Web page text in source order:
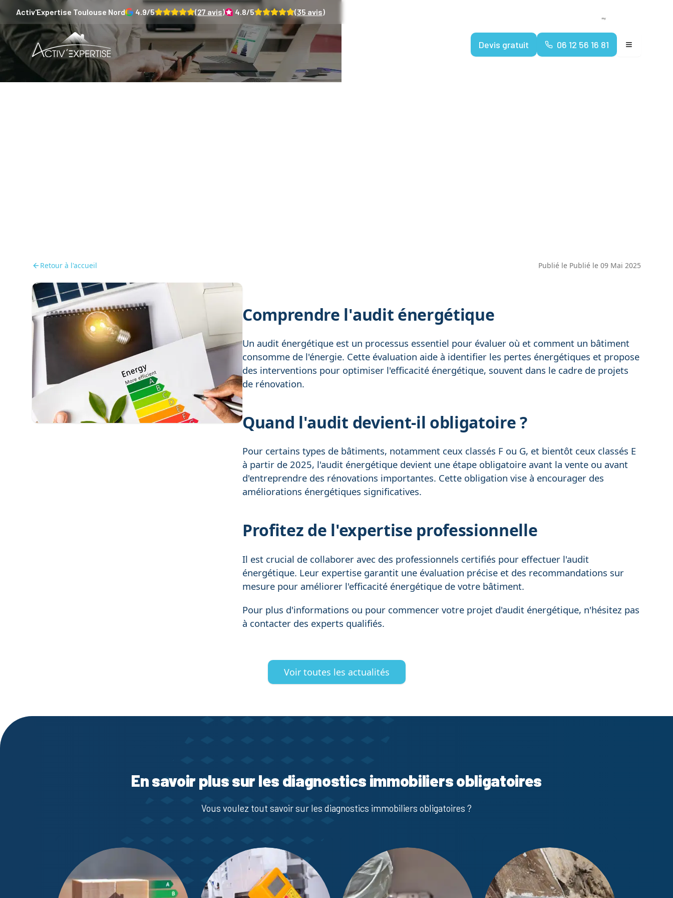
Activ'Expertise Toulouse Nord 4.9/5 (27 avis) 4.8/5 (35 avis)
Devis gratuit 06 12 56 16 81
Retour à l'accueil Publié le Publié le 09 Mai 2025
Comprendre l'audit énergétique
Un audit énergétique est un processus essentiel pour évaluer où et comment un bâtiment
consomme de l'énergie. Cette évaluation aide à identifier les pertes énergétiques et propose
des interventions pour optimiser l'efficacité énergétique, souvent dans le cadre de projets
de rénovation.
Quand l'audit devient-il obligatoire ?
Pour certains types de bâtiments, notamment ceux classés F ou G, et bientôt ceux classés E
à partir de 2025, l'audit énergétique devient une étape obligatoire avant la vente ou avant
d'entreprendre des rénovations importantes. Cette obligation vise à encourager des
améliorations énergétiques significatives.
Profitez de l'expertise professionnelle
Il est crucial de collaborer avec des professionnels certifiés pour effectuer l'audit
énergétique. Leur expertise garantit une évaluation précise et des recommandations sur
mesure pour améliorer l'efficacité énergétique de votre bâtiment.
Pour plus d'informations ou pour commencer votre projet d'audit énergétique, n'hésitez pas
à contacter des experts qualifiés.
Voir toutes les actualités
En savoir plus sur les diagnostics immobiliers obligatoires
Vous voulez tout savoir sur les diagnostics immobiliers obligatoires ?